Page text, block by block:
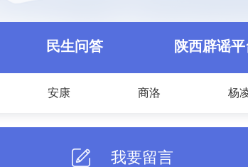
民生问答 陕西辟谣
安康 商洛 杨
我要留言